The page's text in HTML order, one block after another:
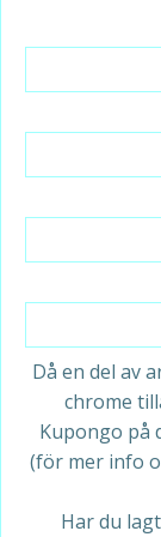
Då en del av
chrome
Kupongo på
(för mer info
Har du